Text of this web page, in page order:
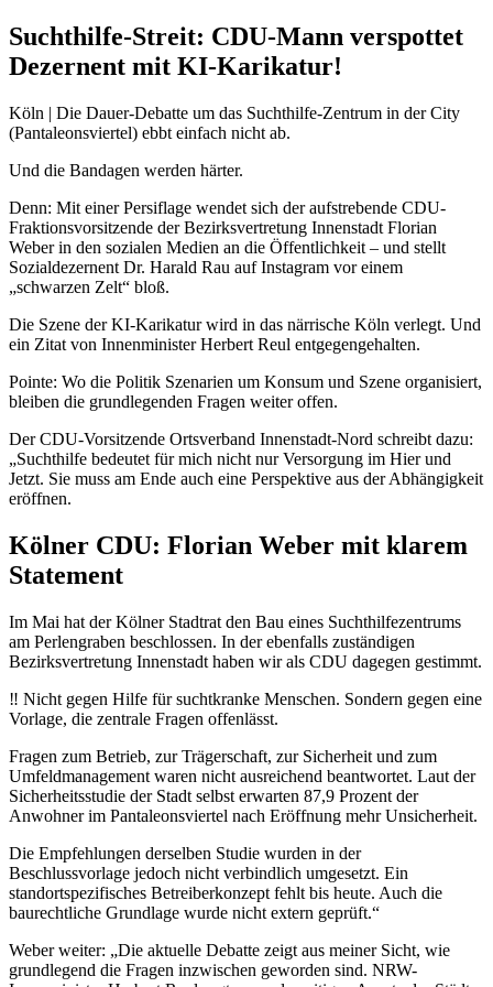
Suchthilfe-Streit: CDU-Mann verspottet
Dezernent mit KI-Karikatur!
Köln | Die Dauer-Debatte um das Suchthilfe-Zentrum in der City
(Pantaleonsviertel) ebbt einfach nicht ab.
Und die Bandagen werden härter.
Denn: Mit einer Persiflage wendet sich der aufstrebende CDU-
Fraktionsvorsitzende der Bezirksvertretung Innenstadt Florian
Weber in den sozialen Medien an die Öffentlichkeit – und stellt
Sozialdezernent Dr. Harald Rau auf Instagram vor einem
„schwarzen Zelt“ bloß.
Die Szene der KI-Karikatur wird in das närrische Köln verlegt. Und
ein Zitat von Innenminister Herbert Reul entgegengehalten.
Pointe: Wo die Politik Szenarien um Konsum und Szene organisiert,
bleiben die grundlegenden Fragen weiter offen.
Der CDU-Vorsitzende Ortsverband Innenstadt-Nord schreibt dazu:
„Suchthilfe bedeutet für mich nicht nur Versorgung im Hier und
Jetzt. Sie muss am Ende auch eine Perspektive aus der Abhängigkeit
eröffnen.
Kölner CDU: Florian Weber mit klarem
Statement
Im Mai hat der Kölner Stadtrat den Bau eines Suchthilfezentrums
am Perlengraben beschlossen. In der ebenfalls zuständigen
Bezirksvertretung Innenstadt haben wir als CDU dagegen gestimmt.
‼️ Nicht gegen Hilfe für suchtkranke Menschen. Sondern gegen eine
Vorlage, die zentrale Fragen offenlässt.
Fragen zum Betrieb, zur Trägerschaft, zur Sicherheit und zum
Umfeldmanagement waren nicht ausreichend beantwortet. Laut der
Sicherheitsstudie der Stadt selbst erwarten 87,9 Prozent der
Anwohner im Pantaleonsviertel nach Eröffnung mehr Unsicherheit.
Die Empfehlungen derselben Studie wurden in der
Beschlussvorlage jedoch nicht verbindlich umgesetzt. Ein
standortspezifisches Betreiberkonzept fehlt bis heute. Auch die
baurechtliche Grundlage wurde nicht extern geprüft.“
Weber weiter: „Die aktuelle Debatte zeigt aus meiner Sicht, wie
grundlegend die Fragen inzwischen geworden sind. NRW-